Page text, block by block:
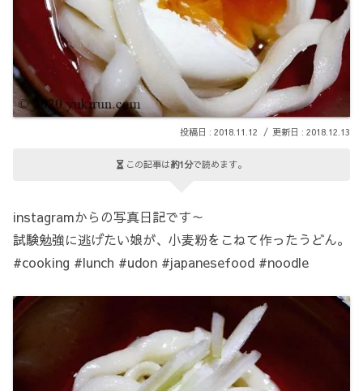
2018.11.12 2018.12.13
この記事は約1分で読めます。
instagramからの写真日記です～
試験勉強に逃げたい娘が、小麦粉をこねて作ったうどん。
#cooking #lunch #udon #japanesefood #noodle